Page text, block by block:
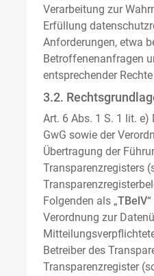
Verarbeitung zur
Erfüllung
Anforderungen, etwa
Betroffenenanfragen
entsprechender
3.2.
Art. 6 Abs. 1 S. 1 lit. e)
GwG sowie der
Übertragung der
Transparenzregisters
Folgenden als „TBelV
Verordnung zur
Betreiber des
Transparenzregister